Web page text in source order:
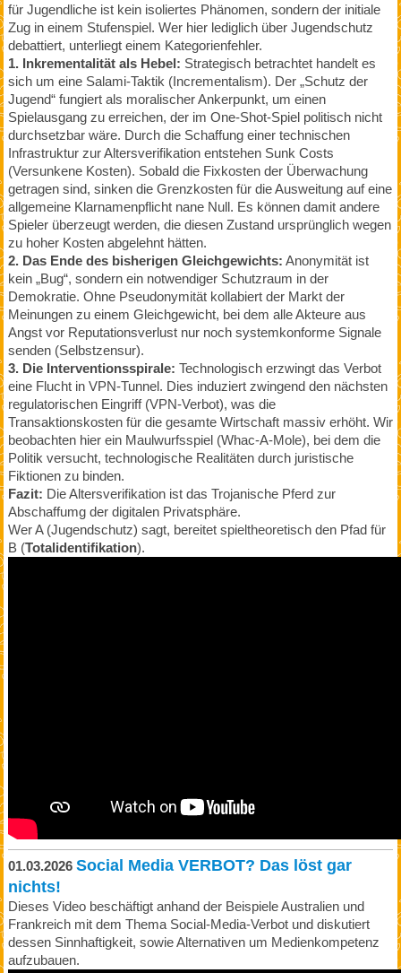
für Jugendliche ist kein isoliertes Phänomen, sondern der initiale
Zug in einem Stufenspiel. Wer hier lediglich über Jugendschutz
debattiert, unterliegt einem Kategorienfehler.
1. Inkrementalität als Hebel: Strategisch betrachtet handelt es
sich um eine Salami-Taktik (Incrementalism). Der „Schutz der
Jugend“ fungiert als moralischer Ankerpunkt, um einen
Spielausgang zu erreichen, der im One-Shot-Spiel politisch nicht
durchsetzbar wäre. Durch die Schaffung einer technischen
Infrastruktur zur Altersverifikation entstehen Sunk Costs
(Versunkene Kosten). Sobald die Fixkosten der Überwachung
getragen sind, sinken die Grenzkosten für die Ausweitung auf eine
allgemeine Klarnamenpflicht nane Null. Es können damit andere
Spieler überzeugt werden, die diesen Zustand ursprünglich wegen
zu hoher Kosten abgelehnt hätten.
2. Das Ende des bisherigen Gleichgewichts: Anonymität ist
kein „Bug“, sondern ein notwendiger Schutzraum in der
Demokratie. Ohne Pseudonymität kollabiert der Markt der
Meinungen zu einem Gleichgewicht, bei dem alle Akteure aus
Angst vor Reputationsverlust nur noch systemkonforme Signale
senden (Selbstzensur).
3. Die Interventionsspirale: Technologisch erzwingt das Verbot
eine Flucht in VPN-Tunnel. Dies induziert zwingend den nächsten
regulatorischen Eingriff (VPN-Verbot), was die
Transaktionskosten für die gesamte Wirtschaft massiv erhöht. Wir
beobachten hier ein Maulwurfsspiel (Whac-A-Mole), bei dem die
Politik versucht, technologische Realitäten durch juristische
Fiktionen zu binden.
Fazit: Die Altersverifikation ist das Trojanische Pferd zur
Abschaffumg der digitalen Privatsphäre.
Wer A (Jugendschutz) sagt, bereitet spieltheoretisch den Pfad für
B (Totalidentifikation).
01.03.2026 Social Media VERBOT? Das löst gar
nichts!
Dieses Video beschäftigt anhand der Beispiele Australien und
Frankreich mit dem Thema Social-Media-Verbot und diskutiert
dessen Sinnhaftigkeit, sowie Alternativen um Medienkompetenz
aufzubauen.